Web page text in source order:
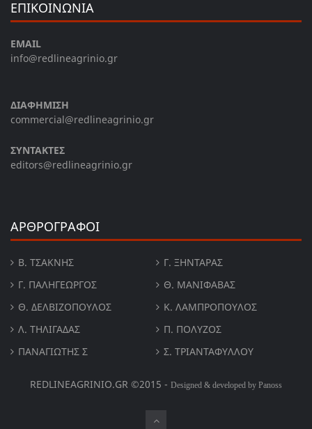
ΕΠΙΚΟΙΝΩΝΙΑ
EMAIL
info@redlineagrinio.gr
ΔΙΑΦΗΜΙΣΗ
commercial@redlineagrinio.gr
ΣΥΝΤΑΚΤΕΣ
editors@redlineagrinio.gr
ΑΡΘΡΟΓΡΑΦΟΙ
Β. ΤΣΆΚΝΗΣ
Γ. ΞΗΝΤΆΡΑΣ
Γ. ΠΑΛΗΓΕΏΡΓΟΣ
Θ. ΜΑΝΙΦΑΒΑΣ
Θ. ΔΕΛΒΙΖΌΠΟΥΛΟΣ
Κ. ΛΑΜΠΡΟΠΟΥΛΟΣ
Λ. ΤΗΛΙΓΑΔΑΣ
Π. ΠΟΛΎΖΟΣ
ΠΑΝΑΓΙΏΤΗΣ Σ
Σ. ΤΡΙΑΝΤΑΦΥΛΛΟΥ
REDLINEAGRINIO.GR ©2015 - Designed & developed by Panoss